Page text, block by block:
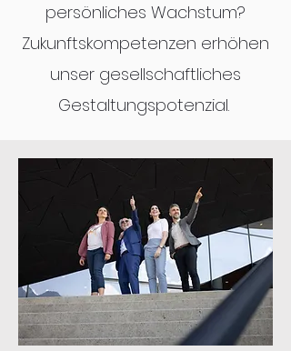
persönliches Wachstum?
Zukunftskompetenzen erhöhen
unser gesellschaftliches
Gestaltungspotenzial.